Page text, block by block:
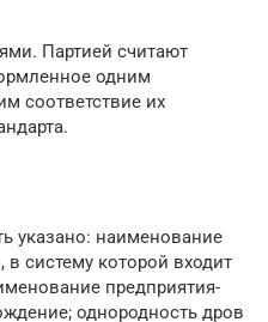
Партией считают
одним
соответствие их
указано: наименование
систему которой входит
предприятия-
однородность дров